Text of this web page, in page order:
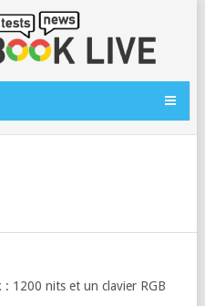
1200 nits et un clavier RGB